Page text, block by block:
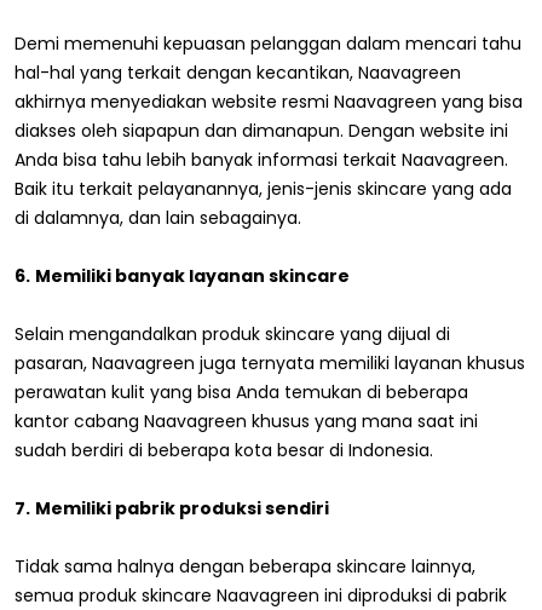
Demi memenuhi kepuasan pelanggan dalam mencari tahu
hal-hal yang terkait dengan kecantikan, Naavagreen
akhirnya menyediakan website resmi Naavagreen yang bisa
diakses oleh siapapun dan dimanapun. Dengan website ini
Anda bisa tahu lebih banyak informasi terkait Naavagreen.
Baik itu terkait pelayanannya, jenis-jenis skincare yang ada
di dalamnya, dan lain sebagainya.
6. Memiliki banyak layanan skincare
Selain mengandalkan produk skincare yang dijual di
pasaran, Naavagreen juga ternyata memiliki layanan khusus
perawatan kulit yang bisa Anda temukan di beberapa
kantor cabang Naavagreen khusus yang mana saat ini
sudah berdiri di beberapa kota besar di Indonesia.
7. Memiliki pabrik produksi sendiri
Tidak sama halnya dengan beberapa skincare lainnya,
semua produk skincare Naavagreen ini diproduksi di pabrik